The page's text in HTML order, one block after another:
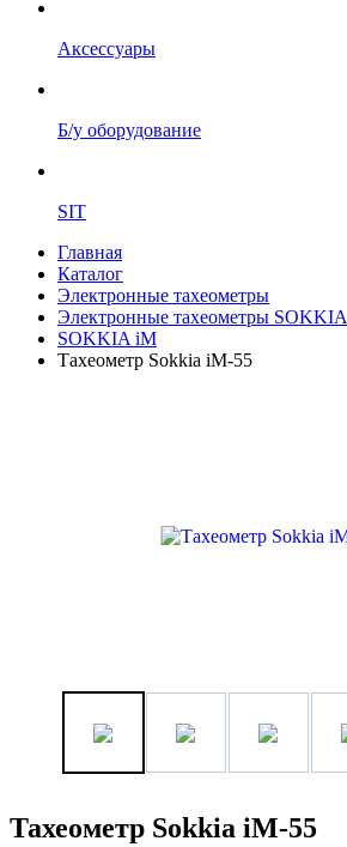
Аксессуары
Б/у оборудование
SIT
Главная
Каталог
Электронные тахеометры
Электронные тахеометры SOKKIA
SOKKIA iM
Тахеометр Sokkia iM-55
Тахеометр Sokkia iM-55